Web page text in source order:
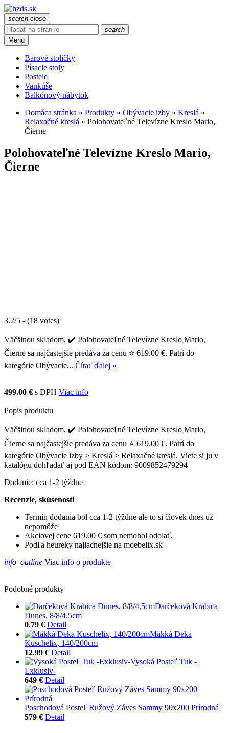
search close
search
Menu
Barové stoličky
Písacie stoly
Postele
Vankúše
Balkónový nábytok
Domáca stránka » Produkty » Obývacie izby » Kreslá »
Relaxačné kreslá » Polohovateľné Televízne Kreslo Mario,
Čierne
Polohovateľné Televízne Kreslo Mario,
Čierne
3.2/5 - (18 votes)
Väčšinou skladom. ✔️ Polohovateľné Televízne Kreslo Mario,
Čierne sa najčastejšie predáva za cenu ⭐ 619.00 €. Patrí do
kategórie Obývacie... Čítať ďalej »
499.00 € s DPH Viac info
Popis produktu
Väčšinou skladom. ✔️ Polohovateľné Televízne Kreslo Mario,
Čierne sa najčastejšie predáva za cenu ⭐ 619.00 €. Patrí do
kategórie Obývacie izby > Kreslá > Relaxačné kreslá. Viete si ju v
katalógu dohľadať aj pod EAN kódom: 9009852479294
Dodanie: cca 1-2 týždne
Recenzie, skúsenosti
Termín dodania bol cca 1-2 týždne ale to si človek dnes už
nepomôže
Akciovej cene 619.00 € som nemohol odolať.
Podľa heureky najlacnejšie na moebelix.sk
info_outline Viac info o produkte
Podobné produkty
Darčeková Krabica
Dunes, 8/8/4,5cm
0.79 € Detail
Mäkká Deka
Kuschelix, 140/200cm
12.99 € Detail
Vysoká Posteľ Tuk -
Exklusiv-
649 € Detail
Poschodová Posteľ Ružový Záves Sammy 90x200 Prírodná
579 € Detail